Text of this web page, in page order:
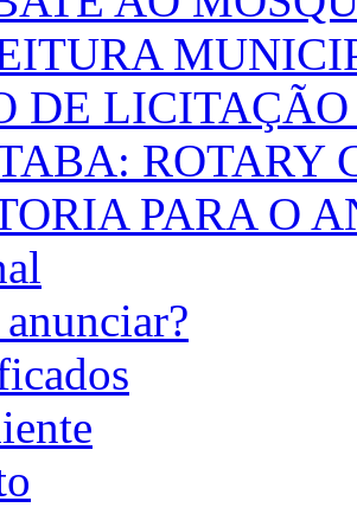
DE LICITAÇÃO
ROTARY
PARA O